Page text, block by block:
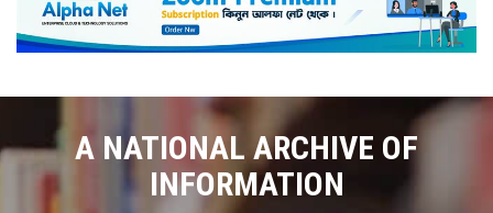
A NATIONAL ARCHIVE OF
INFORMATION